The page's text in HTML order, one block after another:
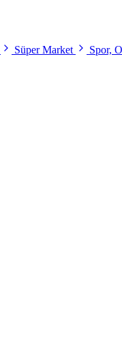
Süper Market Spor,